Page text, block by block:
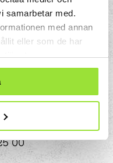
samarbetar med.
med annan
eller som de har
tjänster.
33
00